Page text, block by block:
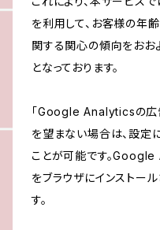
を利用して、お客様の年
関する関心の傾向をお
となっております。
「Google Analyticsの広
を望まない場合は、設定
ことが可能です。
をブラウザにインストー
す。